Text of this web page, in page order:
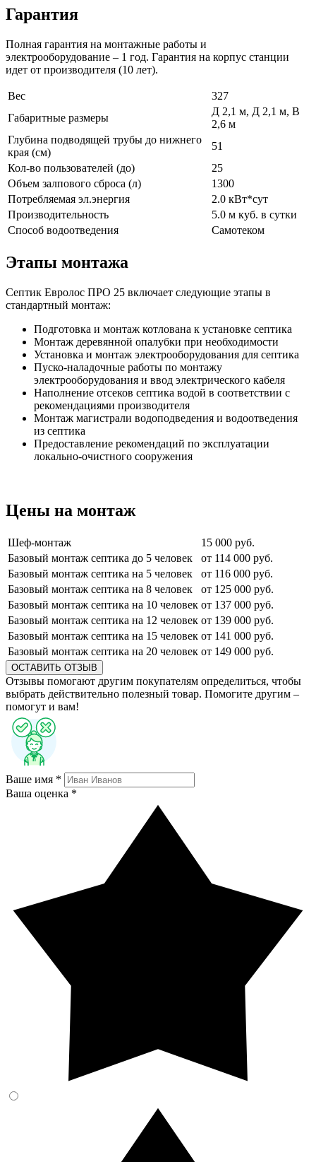
Гарантия
Полная гарантия на монтажные работы и
электрооборудование – 1 год. Гарантия на корпус станции
идет от производителя (10 лет).
Вес
327
Габаритные размеры
Д 2,1 м, Д 2,1 м, В
2,6 м
Глубина подводящей трубы до нижнего
края (см)
51
Кол-во пользователей (до)
25
Объем залпового сброса (л)
1300
Потребляемая эл.энергия
2.0 кВт*сут
Производительность
5.0 м куб. в сутки
Способ водоотведения
Самотеком
Этапы монтажа
Септик Евролос ПРО 25 включает следующие этапы в
стандартный монтаж:
Подготовка и монтаж котлована к установке септика
Монтаж деревянной опалубки при необходимости
Установка и монтаж электрооборудования для септика
Пуско-наладочные работы по монтажу
электрооборудования и ввод электрического кабеля
Наполнение отсеков септика водой в соответствии с
рекомендациями производителя
Монтаж магистрали водоподведения и водоотведения
из септика
Предоставление рекомендаций по эксплуатации
локально-очистного сооружения
Цены на монтаж
Шеф-монтаж
15 000 руб.
Базовый монтаж септика до 5 человек
от 114 000 руб.
Базовый монтаж септика на 5 человек
от 116 000 руб.
Базовый монтаж септика на 8 человек
от 125 000 руб.
Базовый монтаж септика на 10 человек от 137 000 руб.
Базовый монтаж септика на 12 человек от 139 000 руб.
Базовый монтаж септика на 15 человек от 141 000 руб.
Базовый монтаж септика на 20 человек от 149 000 руб.
ОСТАВИТЬ ОТЗЫВ
Отзывы помогают другим покупателям определиться, чтобы
выбрать действительно полезный товар. Помогите другим –
помогут и вам!
Ваше имя *
Ваша оценка *